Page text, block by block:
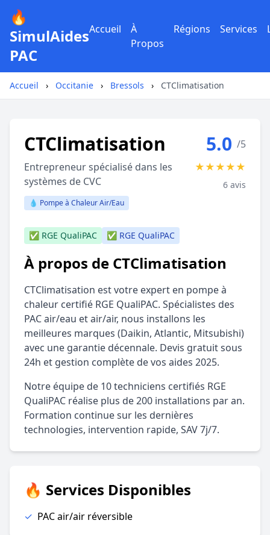
🔥
SimulAides
PAC
Accueil
À
Propos
Régions Services
Accueil › Occitanie › Bressols › CTClimatisation
CTClimatisation
Entrepreneur spécialisé dans les
systèmes de CVC
💧 Pompe à Chaleur Air/Eau
5.0 /5
★★★★★
6 avis
✅ RGE QualiPAC ✅ RGE QualiPAC
À propos de CTClimatisation
CTClimatisation est votre expert en pompe à
chaleur certifié RGE QualiPAC. Spécialistes des
PAC air/eau et air/air, nous installons les
meilleures marques (Daikin, Atlantic, Mitsubishi)
avec une garantie décennale. Devis gratuit sous
24h et gestion complète de vos aides 2025.
Notre équipe de 10 techniciens certifiés RGE
QualiPAC réalise plus de 200 installations par an.
Formation continue sur les dernières
technologies, intervention rapide, SAV 7j/7.
🔥 Services Disponibles
✓ PAC air/air réversible